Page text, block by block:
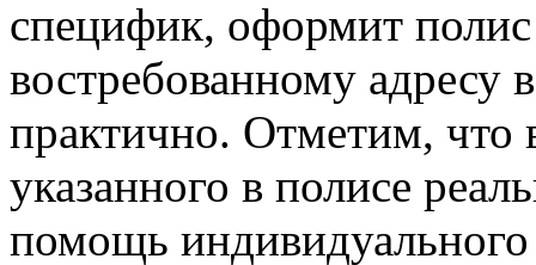
специфик, оформит полис
востребованному адресу
практично. Отметим, что
указанного в полисе
помощь индивидуального